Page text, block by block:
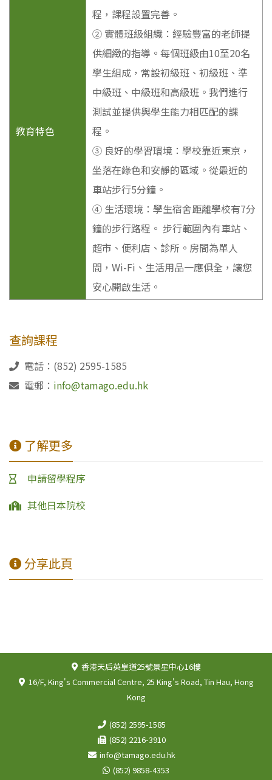
教育特色
程，課程設置完善。
② 實體班級組織：經驗豐富的老師提
供細緻的指導。每個班級由10至20名
學生組成，常設初級班、初級班、準
中級班、中級班和高級班。我們進行
測試並提供與學生能力相匹配的課
程。
③ 良好的學習環境：學校靠近東京，
坐落在綠色和安靜的區域。從最近的
車站步行5分鐘。
④ 生活環境：學生宿舍距離學校有7分
鐘的步行路程。 步行範圍內有車站、
超市、便利店、診所。房間為單人
間，Wi-Fi、生活用品一應俱全，讓您
安心開啟生活。
查詢課程
電話：(852) 2595-1585
電郵： info@tamago.edu.hk
了解更多
申請留學程序
其他日本院校
分享此頁
香港天后英皇道25號景星中心16樓
16/F, King's Commercial Centre, 25 King's Road, Tin Hau, Hong
Kong
(852) 2595-1585
(852) 2216-3910
info@tamago.edu.hk
(852) 9858-4353